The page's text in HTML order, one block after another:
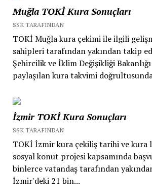
Muğla TOKİ Kura Sonuçları
SSK TARAFINDAN
TOKİ Muğla kura çekimi ile ilgili
sahipleri tarafından yakından takip
Şehircilik ve İklim Değişikliği
paylaşılan kura takvimi
İzmir TOKİ Kura Sonuçları
SSK TARAFINDAN
TOKİ İzmir kura çekiliş tarihi ve kura
sosyal konut projesi kapsamında
binlerce vatandaş tarafından
İzmir'deki 21 bin...